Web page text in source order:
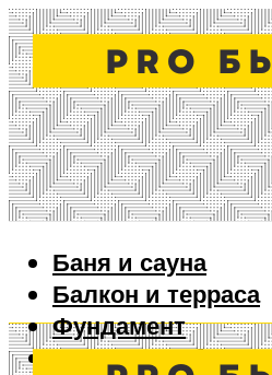
Баня и сауна
Балкон и терраса
Фундамент
Ворота и забор